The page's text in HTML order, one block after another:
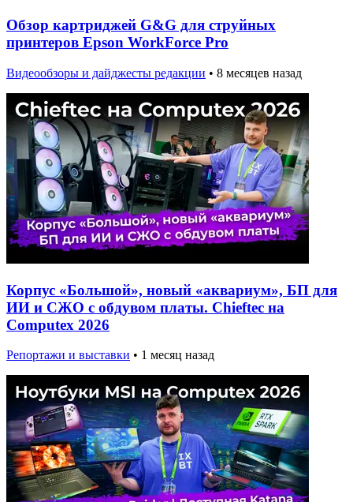
Обзор картриджей G&G для струйных
принтеров Epson WorkForce Pro
Видеообзоры и дайджесты редакции • 8 месяцев назад
Корпус «Большой», новый «аквариум», БП для
ИИ и СЖО с обдувом платы. Chieftec на
Computex 2026
Репортажи и выставки • 1 месяц назад